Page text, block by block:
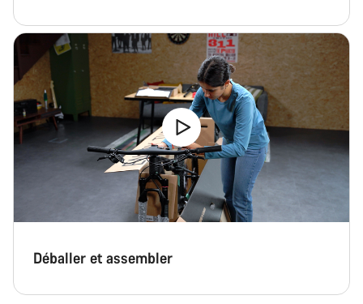
Déballer et assembler